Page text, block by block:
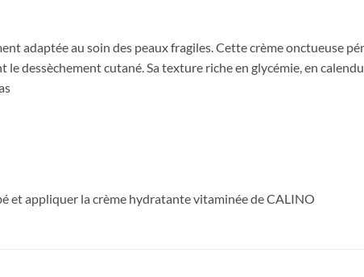
adaptée au soin des peaux fragiles. Cette crème onctueuse
le dessèchement cutané. Sa texture riche en glycémie, en
et appliquer la crème hydratante vitaminée de CALINO